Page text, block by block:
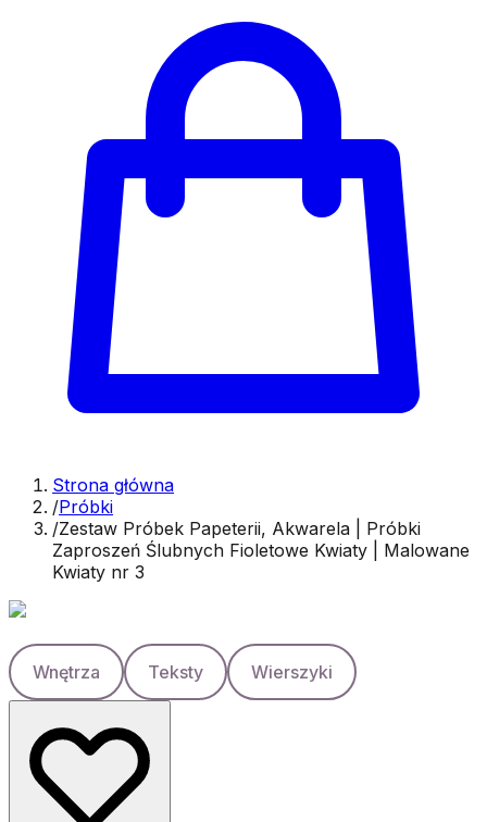
Strona główna
/Próbki
/Zestaw Próbek Papeterii, Akwarela | Próbki
Zaproszeń Ślubnych Fioletowe Kwiaty | Malowane
Kwiaty nr 3
Wnętrza Teksty Wierszyki